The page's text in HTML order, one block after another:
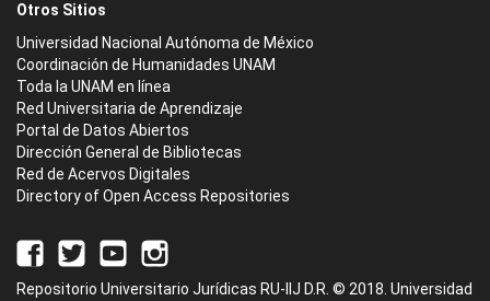
Otros Sitios
Universidad Nacional Autónoma de México
Coordinación de Humanidades UNAM
Toda la UNAM en línea
Red Universitaria de Aprendizaje
Portal de Datos Abiertos
Dirección General de Bibliotecas
Red de Acervos Digitales
Directory of Open Access Repositories
Repositorio Universitario Jurídicas RU-IIJ D.R. © 2018. Universidad